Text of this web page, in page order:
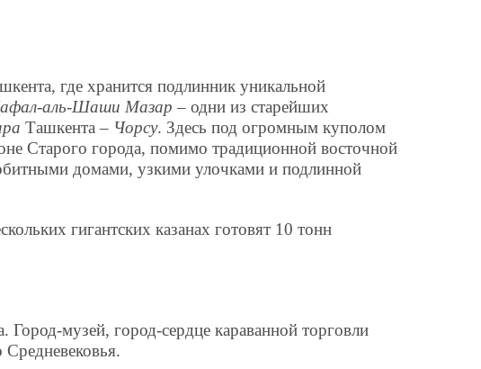
где хранится подлинник уникальной
аль-Шаши Мазар –одни из старейших
Ташкента– Чорсу. Здесь под огромным куполом
Старого города, помимо традиционной восточной
домами, узкими улочками и подлинной
гигантских казанах готовят 10 тонн
музей, город-сердце караванной торговли